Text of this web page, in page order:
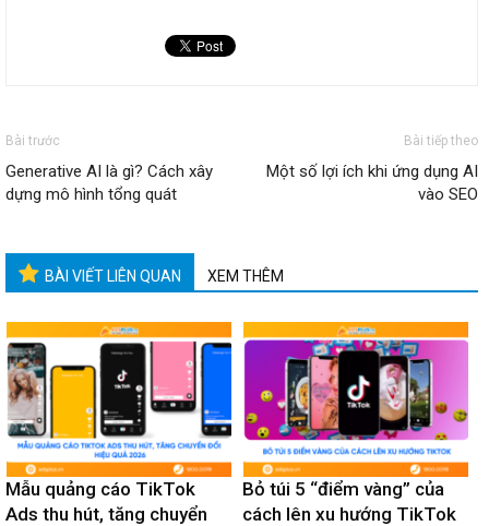
Bài trước
Generative AI là gì? Cách xây
dựng mô hình tổng quát
Bài tiếp theo
Một số lợi ích khi ứng dụng AI
vào SEO
BÀI VIẾT LIÊN QUAN XEM THÊM
Mẫu quảng cáo TikTok
Ads thu hút, tăng chuyển
Bỏ túi 5 “điểm vàng” của
cách lên xu hướng TikTok